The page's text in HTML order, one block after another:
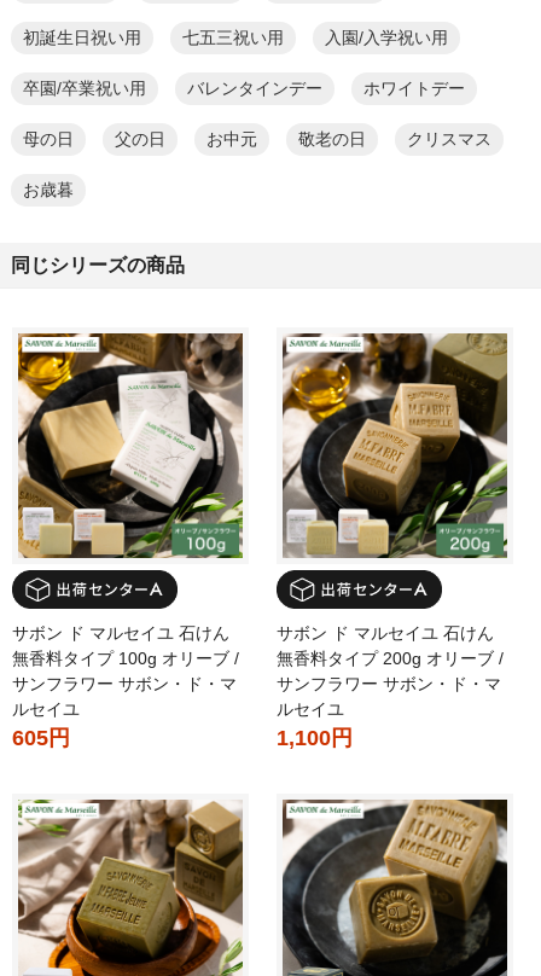
初誕生日祝い用 七五三祝い用 入園/入学祝い用
卒園/卒業祝い用 バレンタインデー ホワイトデー
母の日 父の日 お中元 敬老の日 クリスマス
お歳暮
同じシリーズの商品
サボン ド マルセイユ 石けん
無香料タイプ 100g オリーブ /
サンフラワー サボン・ド・マ
ルセイユ
605円
サボン ド マルセイユ 石けん
無香料タイプ 200g オリーブ /
サンフラワー サボン・ド・マ
ルセイユ
1,100円